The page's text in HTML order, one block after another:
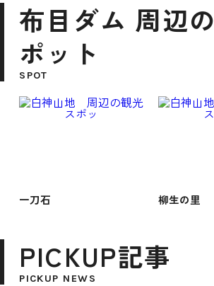
布目ダム 周辺
ポット
SPOT
一刀石 柳生の里
PICKUP記事
PICKUP NEWS